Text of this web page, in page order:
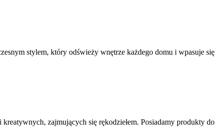
stylem, który odświeży wnętrze każdego domu i wpasuje się
zajmujących się rękodziełem. Posiadamy produkty do